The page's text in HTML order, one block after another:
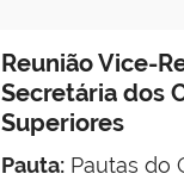
Reunião Vice-
Secretária dos
Superiores
Pauta:Pautas do